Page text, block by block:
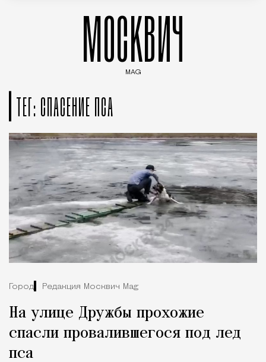
МОСКВИЧ
MAG
ТЕГ: СПАСЕНИЕ ПСА
Город Редакция Москвич Mag
На улице Дружбы прохожие
спасли провалившегося под лед
пса